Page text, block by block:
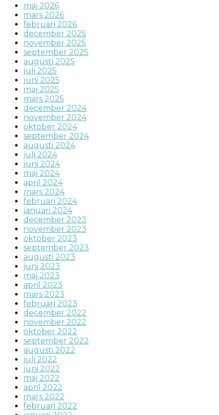
maj 2026
mars 2026
februari 2026
december 2025
november 2025
september 2025
augusti 2025
juli 2025
juni 2025
maj 2025
mars 2025
december 2024
november 2024
oktober 2024
september 2024
augusti 2024
juli 2024
juni 2024
maj 2024
april 2024
mars 2024
februari 2024
januari 2024
december 2023
november 2023
oktober 2023
september 2023
augusti 2023
juni 2023
maj 2023
april 2023
mars 2023
februari 2023
december 2022
november 2022
oktober 2022
september 2022
augusti 2022
juli 2022
juni 2022
maj 2022
april 2022
mars 2022
februari 2022